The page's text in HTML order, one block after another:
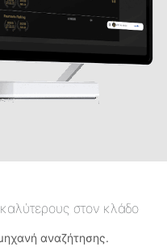
στον κλάδο
αναζήτησης.